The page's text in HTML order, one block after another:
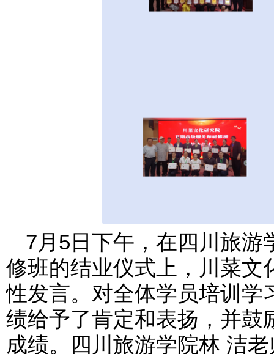
7月5日下午，在四川旅游
修班的结业仪式上，川菜文
性发言。对全体学员培训学
绩给予了肯定和表扬，并鼓
成绩。四川旅游学院林 洁